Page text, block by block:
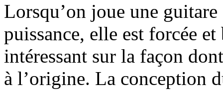
Lorsqu’on joue une
puissance, elle est forcée
intéressant sur la façon
à l’origine. La conception